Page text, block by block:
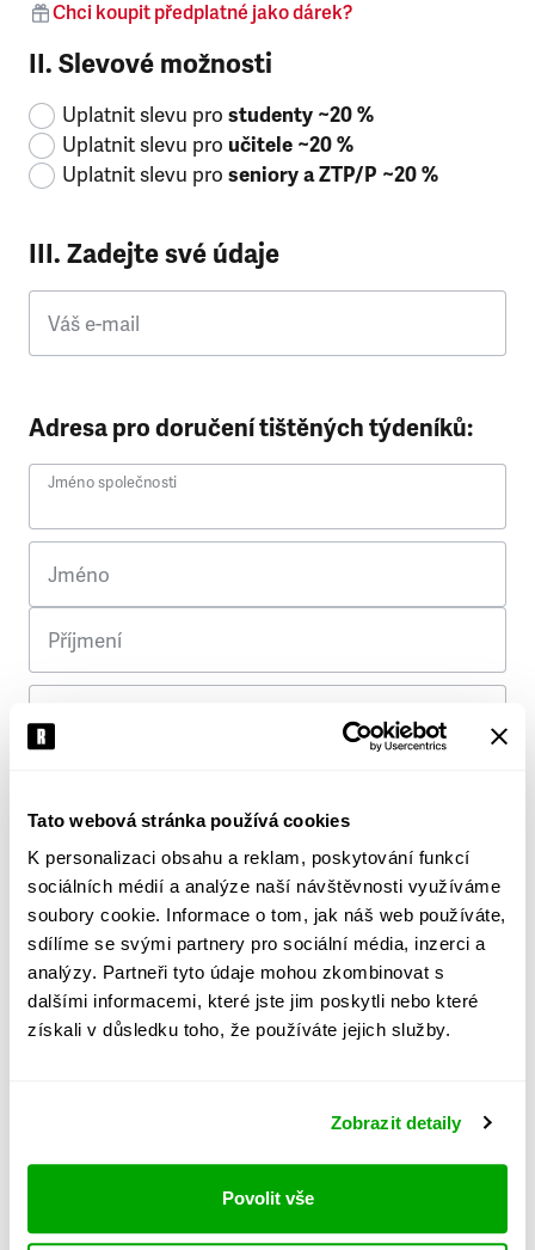
Tato webová stránka používá cookies
K personalizaci obsahu a reklam, poskytování funkcí
sociálních médií a analýze naší návštěvnosti využíváme
soubory cookie. Informace o tom, jak náš web používáte,
sdílíme se svými partnery pro sociální média, inzerci a
analýzy. Partneři tyto údaje mohou zkombinovat s
dalšími informacemi, které jste jim poskytli nebo které
získali v důsledku toho, že používáte jejich služby.
Zobrazit detaily
Povolit vše
Chci koupit předplatné jako dárek?
II. Slevové možnosti
Uplatnit slevu pro studenty ~20 %
Uplatnit slevu pro učitele ~20 %
Uplatnit slevu pro seniory a ZTP/P ~20 %
III. Zadejte své údaje
Váš e-mail
Adresa pro doručení tištěných týdeníků:
Jméno společnosti
Jméno
Příjmení
Ulice
Město
PSČ
Stát